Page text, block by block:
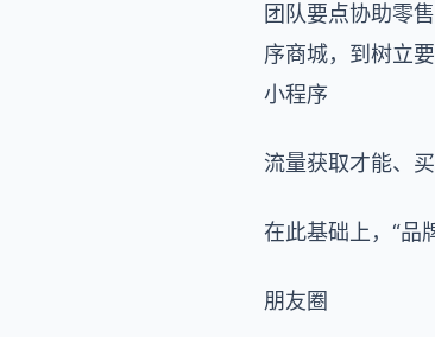
团队要点协助零
序商城，到树立
小程序
流量获取才能、
在此基础上，“品
朋友圈